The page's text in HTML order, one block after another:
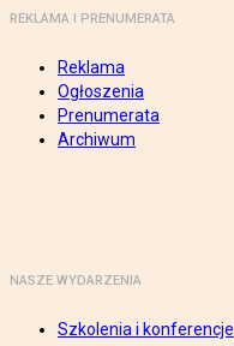
REKLAMA I PRENUMERATA
Reklama
Ogłoszenia
Prenumerata
Archiwum
NASZE WYDARZENIA
Szkolenia i konferencje